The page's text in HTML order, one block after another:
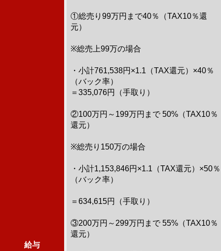
給与
①総売り99万円まで40％（TAX10％還
元）
※総売上99万の場合
・小計761,538円×1.1（TAX還元）×40％
（バック率）
＝335,076円（手取り）
②100万円～199万円まで 50%（TAX10％
還元）
※総売り150万の場合
・小計1,153,846円×1.1（TAX還元）×50％
（バック率）
＝634,615円（手取り）
③200万円～299万円まで 55%（TAX10％
還元）